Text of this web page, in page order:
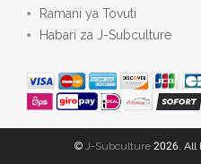
Ramani ya Tovuti
Habari za J-Subculture
© J-Subculture 2026. All